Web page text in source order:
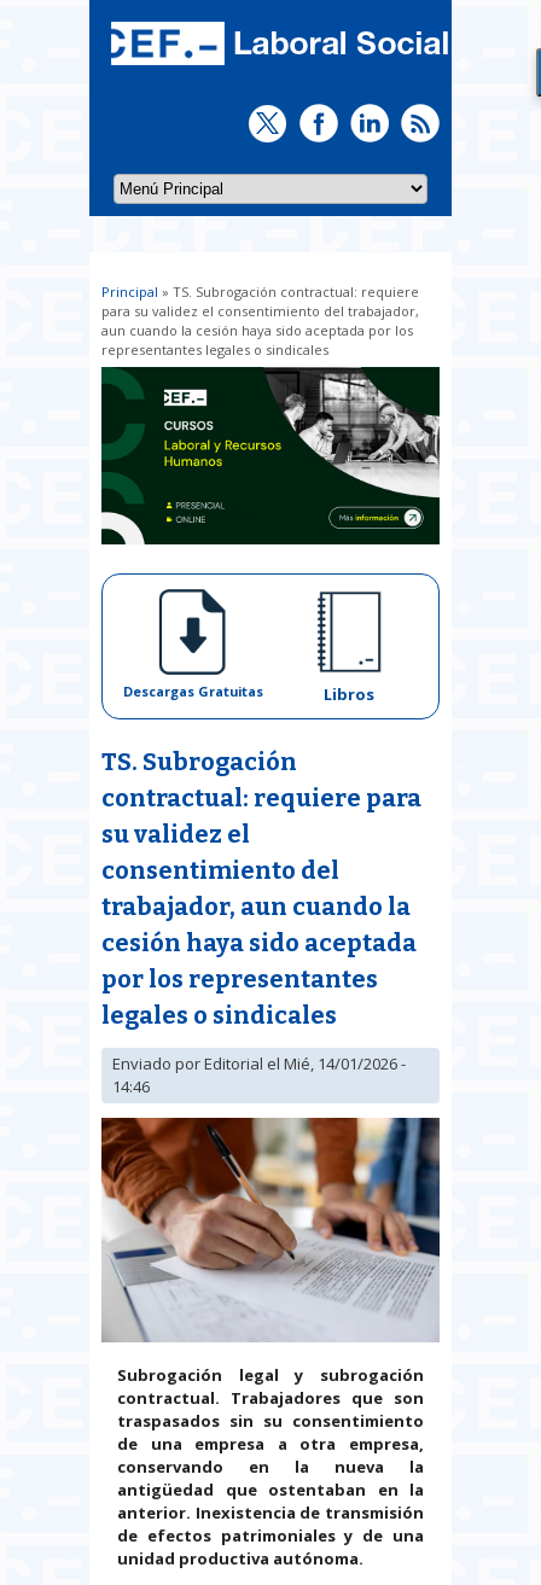
Usted está aquí
Principal » TS. Subrogación contractual: requiere
para su validez el consentimiento del trabajador,
aun cuando la cesión haya sido aceptada por los
representantes legales o sindicales
Descargas Gratuitas Libros
TS. Subrogación
contractual: requiere para
su validez el
consentimiento del
trabajador, aun cuando la
cesión haya sido aceptada
por los representantes
legales o sindicales
Enviado porEditorial el Mié, 14/01/2026 -
14:46
Subrogación legal y subrogación
contractual. Trabajadores que son
traspasados sin su consentimiento
de una empresa a otra empresa,
conservando en la nueva la
antigüedad que ostentaban en la
anterior. Inexistencia de transmisión
de efectos patrimoniales y de una
unidad productiva autónoma.